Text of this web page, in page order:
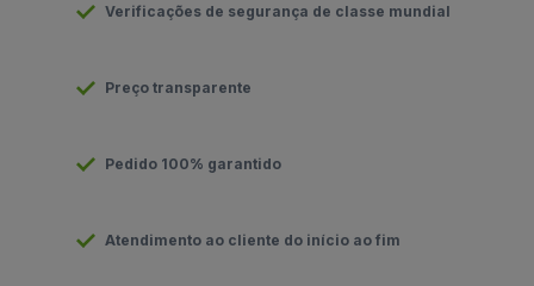
Verificações de segurança de classe mundial
Preço transparente
Pedido 100% garantido
Atendimento ao cliente do início ao fim